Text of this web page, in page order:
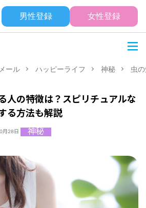
男性登録 女性登録
ール ハッピーライフ 神秘 虫
人の特徴は？スピリチュアルな
る方法も解説
月28日 神秘